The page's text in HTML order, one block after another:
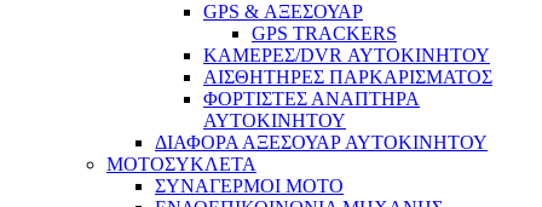
GPS & ΑΞΕΣΟΥΑΡ
GPS TRACKERS
ΚΑΜΕΡΕΣ/DVR ΑΥΤΟΚΙΝΗΤΟΥ
ΑΙΣΘΗΤΗΡΕΣ ΠΑΡΚΑΡΙΣΜΑΤΟΣ
ΦΟΡΤΙΣΤΕΣ ΑΝΑΠΤΗΡΑ
ΑΥΤΟΚΙΝΗΤΟΥ
ΔΙΑΦΟΡΑ ΑΞΕΣΟΥΑΡ ΑΥΤΟΚΙΝΗΤΟΥ
ΜΟΤΟΣΥΚΛΕΤΑ
ΣΥΝΑΓΕΡΜΟΙ ΜΟΤΟ